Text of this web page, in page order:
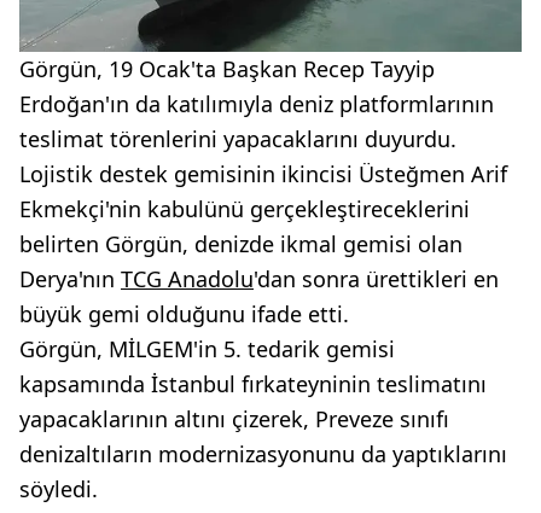
Görgün, 19 Ocak'ta Başkan Recep Tayyip
Erdoğan'ın da katılımıyla deniz platformlarının
teslimat törenlerini yapacaklarını duyurdu.
Lojistik destek gemisinin ikincisi Üsteğmen Arif
Ekmekçi'nin kabulünü gerçekleştireceklerini
belirten Görgün, denizde ikmal gemisi olan
Derya'nın TCG Anadolu'dan sonra ürettikleri en
büyük gemi olduğunu ifade etti.
Görgün, MİLGEM'in 5. tedarik gemisi
kapsamında İstanbul fırkateyninin teslimatını
yapacaklarının altını çizerek, Preveze sınıfı
denizaltıların modernizasyonunu da yaptıklarını
söyledi.